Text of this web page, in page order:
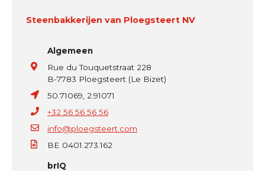
Steenbakkerijen van Ploegsteert NV
Algemeen
Rue du Touquetstraat 228
B-7783 Ploegsteert (Le Bizet)
50.71069, 2.91071
+32 56 56 56 56
info@ploegsteert.com
BE 0401.273.162
brIQ